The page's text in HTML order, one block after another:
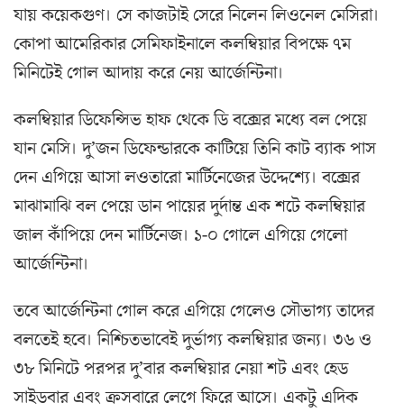
যায় কয়েকগুণ। সে কাজটাই সেরে নিলেন লিওনেল মেসিরা।
কোপা আমেরিকার সেমিফাইনালে কলম্বিয়ার বিপক্ষে ৭ম
মিনিটেই গোল আদায় করে নেয় আর্জেন্টিনা।
কলম্বিয়ার ডিফেন্সিভ হাফ থেকে ডি বক্সের মধ্যে বল পেয়ে
যান মেসি। দু’জন ডিফেন্ডারকে কাটিয়ে তিনি কাট ব্যাক পাস
দেন এগিয়ে আসা লওতারো মার্টিনেজের উদ্দেশ্যে। বক্সের
মাঝামাঝি বল পেয়ে ডান পায়ের দুর্দান্ত এক শটে কলম্বিয়ার
জাল কাঁপিয়ে দেন মার্টিনেজ। ১-০ গোলে এগিয়ে গেলো
আর্জেন্টিনা।
তবে আর্জেন্টিনা গোল করে এগিয়ে গেলেও সৌভাগ্য তাদের
বলতেই হবে। নিশ্চিতভাবেই দুর্ভাগ্য কলম্বিয়ার জন্য। ৩৬ ও
৩৮ মিনিটে পরপর দু’বার কলম্বিয়ার নেয়া শট এবং হেড
সাইডবার এবং ক্রসবারে লেগে ফিরে আসে। একটু এদিক